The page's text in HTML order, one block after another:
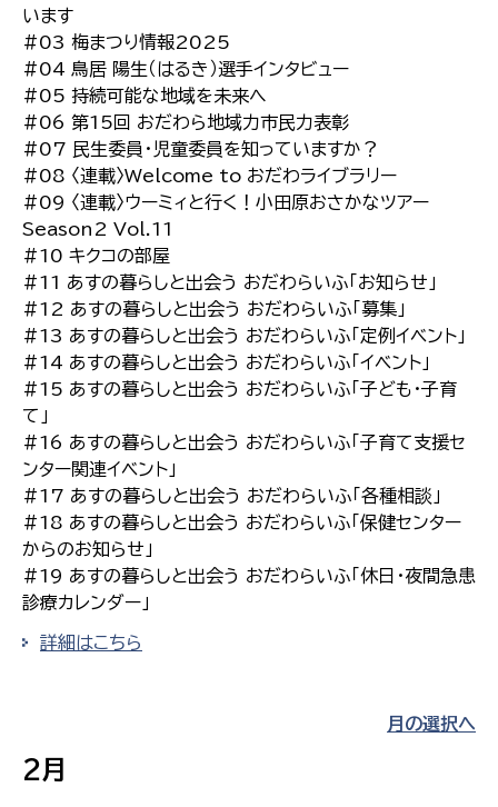
います
#03 梅まつり情報2025
#04 鳥居 陽生（はるき）選手インタビュー
#05 持続可能な地域を未来へ
#06 第15回 おだわら地域力市民力表彰
#07 民生委員・児童委員を知っていますか？
#08 〈連載〉Welcome to おだわライブラリー
#09 〈連載〉ウーミィと行く！小田原おさかなツアー
Season2 Vol.11
#10 キクコの部屋
#11 あすの暮らしと出会う おだわらいふ「お知らせ」
#12 あすの暮らしと出会う おだわらいふ「募集」
#13 あすの暮らしと出会う おだわらいふ「定例イベント」
#14 あすの暮らしと出会う おだわらいふ「イベント」
#15 あすの暮らしと出会う おだわらいふ「子ども・子育
て」
#16 あすの暮らしと出会う おだわらいふ「子育て支援セ
ンター関連イベント」
#17 あすの暮らしと出会う おだわらいふ「各種相談」
#18 あすの暮らしと出会う おだわらいふ「保健センター
からのお知らせ」
#19 あすの暮らしと出会う おだわらいふ「休日・夜間急患
診療カレンダー」
詳細はこちら
月の選択へ
2月